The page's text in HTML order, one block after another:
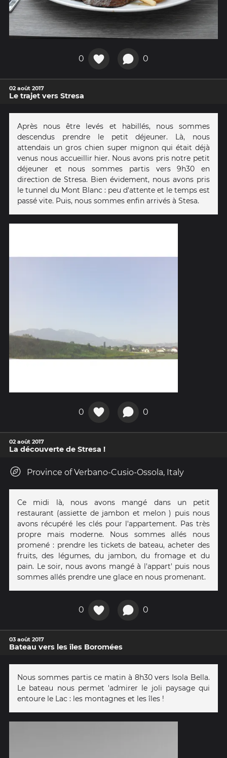
0 0
02 août 2017
Le trajet vers Stresa
Après nous être levés et habillés, nous sommes
descendus prendre le petit déjeuner. Là, nous
attendais un gros chien super mignon qui était déjà
venus nous accueillir hier. Nous avons pris notre petit
déjeuner et nous sommes partis vers 9h30 en
direction de Stresa. Bien évidement, nous avons pris
le tunnel du Mont Blanc : peu d'attente et le temps est
passé vite. Puis, nous sommes enfin arrivés à Stesa.
0 0
02 août 2017
La découverte de Stresa !
Province of Verbano-Cusio-Ossola, Italy
Ce midi là, nous avons mangé dans un petit
restaurant (assiette de jambon et melon ) puis nous
avons récupéré les clés pour l'appartement. Pas très
propre mais moderne. Nous sommes allés nous
promené : prendre les tickets de bateau, acheter des
fruits, des légumes, du jambon, du fromage et du
pain. Le soir, nous avons mangé à l'appart' puis nous
sommes allés prendre une glace en nous promenant.
0 0
03 août 2017
Bateau vers les îles Boromées
Nous sommes partis ce matin à 8h30 vers Isola Bella.
Le bateau nous permet 'admirer le joli paysage qui
entoure le Lac : les montagnes et les îles !